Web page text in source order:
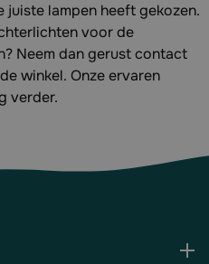
lampen heeft gekozen.
voor de
Neem dan gerust contact
winkel. Onze ervaren
verder.